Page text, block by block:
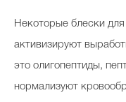
Некоторые блески
активизируют
это олигопептиды,
нормализуют